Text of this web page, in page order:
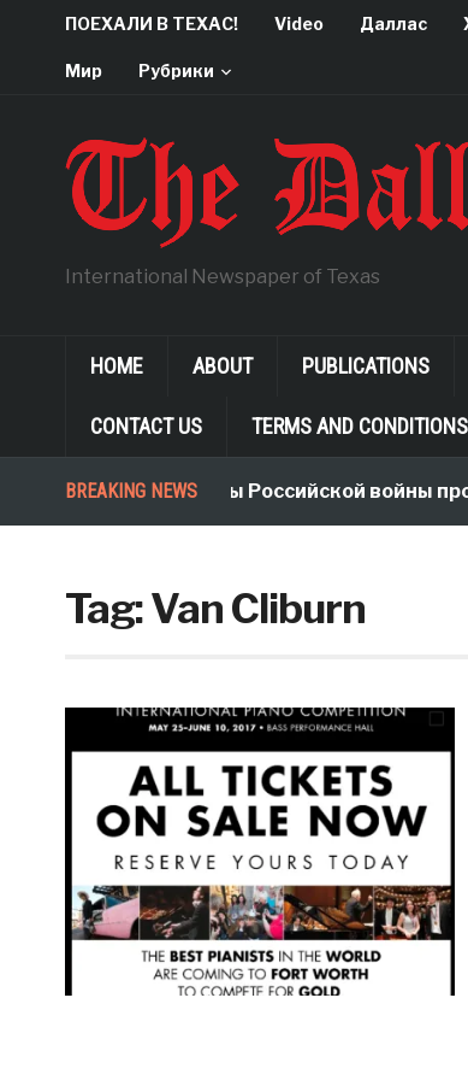
ПОЕХАЛИ В ТЕХАС! Video Даллас
Мир Рубрики
International Newspaper of Texas
HOME ABOUT PUBLICATIONS
CONTACT US TERMS AND CONDITIONS
BREAKING NEWS
Неологизмы Российской войны против
Tag:Van Cliburn